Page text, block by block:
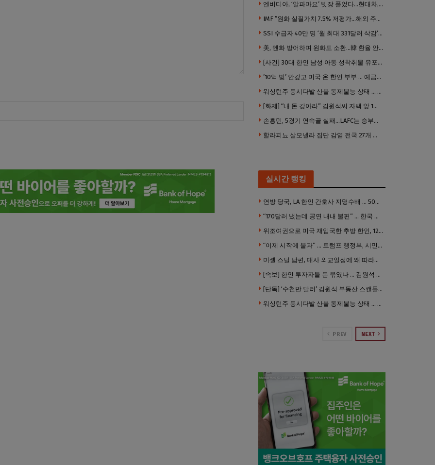
엔비디아, ‘알파마요’ 빗장 풀었다…현대차, 자율주행 속도내나
IMF “원화 실질가치 7.5% 저평가…해외 주식투자 영향”
SSI 수급자 40만 명 ‘월 최대 331달러 삭감’ 위기…10만 명은 수급자격 상실
美, 엔화 방어하며 원화도 소환…韓 환율 안정 ‘우군’ 되나
[사건] 30대 한인 남성 아동 성착취물 유포 혐의로 체포
’10억 빚’ 안갚고 미국 온 한인 부부 … 예금보험공사, 미국서 소송
워싱턴주 동시다발 산불 통제불능 상태 … 이재민 수십만명
[화제] “내 돈 갚아라” 김원석씨 자택 앞 1인 광대 시위 … 한인 투자사, “108만 달러 못받아”
손흥민, 5경기 연속골 실패…LAFC는 승부차기 끝 과달라하라 격파
할라피뇨 살모넬라 집단 감염 전국 27개 주 급속 확산
실시간 랭킹
연방 당국, LA 한인 간호사 지명수배 … 500만 달러 메디캐어 사기, 선고 직전 한국 도주
“170달러 냈는데 공연 내내 불편” … 한국 코미디언 LA공연, 음향 불량에 외모 비하 개그 논란
위조여권으로 미국 재입국한 추방 한인, 120만 달러 은행 사기 행각
“이제 시작에 불과” … 트럼프 행정부, 시민권 박탈 본격화
미셸 스틸 남편, 대사 외교일정에 왜 따라갔나 … “매우 이례적”
[속보] 한인 투자자들 돈 묶였나 … 김원석 회사들 챕터7 강제파산·자진파산 잇따라 신청
[단독] ‘수천만 달러’ 김원석 부동산 스캔들 새 국면 … 한인 투자자들 소송 잇따라 ‘디폴트’ 절차
워싱턴주 동시다발 산불 통제불능 상태 … 이재민 수십만명
PREV NEXT